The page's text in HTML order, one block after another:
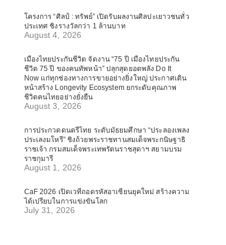
โครงการ “ศิลป์ : ทรัพย์” เปิดรับผลงานศิลปะเยาวชนทั่ว
ประเทศ ชิงรางวัลกว่า 1 ล้านบาท
August 4, 2026
เมืองไทยประกันชีวิต จัดงาน “75 ปี เมืองไทยประกัน
ชีวิต 75 ปี ของคนทัพหน้า” ปลุกสุดยอดพลัง Do It
Now แก่ทุกช่องทางการขายอย่างยิ่งใหญ่ ประกาศเดิน
หน้าสร้าง Longevity Ecosystem ยกระดับคุณภาพ
ชีวิตคนไทยอย่างยั่งยืน
August 3, 2026
การประกวดดนตรีไทย ระดับมัธยมศึกษา “ประลองเพลง
ประเลงมโหรี” ชิงถ้วยพระราชทานสมเด็จพระกนิษฐาธิ
ราชเจ้า กรมสมเด็จพระเทพรัตนราชสุดาฯ สยามบรม
ราชกุมารี
August 1, 2026
CaF 2026 เปิดเวทีถอดรหัสอาเซียนยุคใหม่ สร้างความ
ได้เปรียบในการแข่งขันโลก
July 31, 2026